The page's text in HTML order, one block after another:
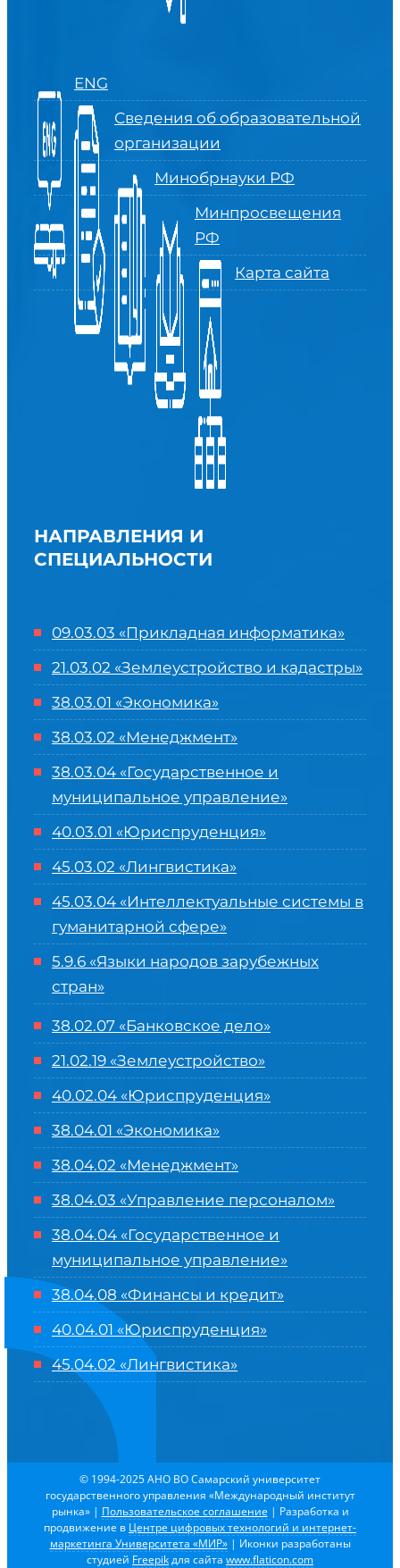
ENG
Сведения об образовательной
организации
Минобрнауки РФ
Минпросвещения
РФ
Карта сайта
НАПРАВЛЕНИЯ И
СПЕЦИАЛЬНОСТИ
09.03.03 «Прикладная информатика»
21.03.02 «Землеустройство и кадастры»
38.03.01 «Экономика»
38.03.02 «Менеджмент»
38.03.04 «Государственное и
муниципальное управление»
40.03.01 «Юриспруденция»
45.03.02 «Лингвистика»
45.03.04 «Интеллектуальные системы в
гуманитарной сфере»
5.9.6 «Языки народов зарубежных
стран»
38.02.07 «Банковское дело»
21.02.19 «Землеустройство»
40.02.04 «Юриспруденция»
38.04.01 «Экономика»
38.04.02 «Менеджмент»
38.04.03 «Управление персоналом»
38.04.04 «Государственное и
муниципальное управление»
38.04.08 «Финансы и кредит»
40.04.01 «Юриспруденция»
45.04.02 «Лингвистика»
© 1994-2025 АНО ВО Самарский университет
государственного управления «Международный институт
рынка» | Пользовательское соглашение | Разработка и
продвижение в Центре цифровых технологий и интернет-
маркетинга Университета «МИР»| Иконки разработаны
студией Freepikдля сайта www.flaticon.com